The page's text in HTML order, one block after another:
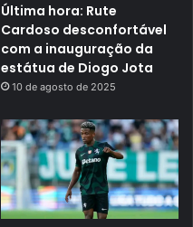
Última hora: Rute
Cardoso desconfortável
com a inauguração da
estátua de Diogo Jota
10 de agosto de 2025